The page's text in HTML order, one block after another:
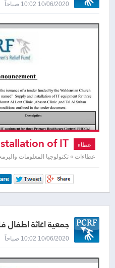
10/06/2020 10:02 صباحاً
عطاء of IT
Primary Health
Care Centers
عطاءات » تكنولوجيا المعلومات
جمعية اغاثة
10/06/2020 10:02 صباحاً